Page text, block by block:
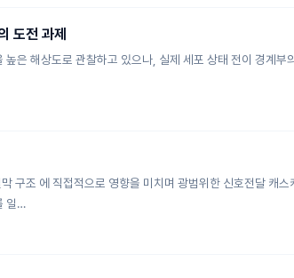
도전 과제
은 해상도로 관찰하고 있으나, 실제 세포 상태 전이 경계
구조 에 직접적으로 영향을 미치며 광범위한 신호전달 캐
일…